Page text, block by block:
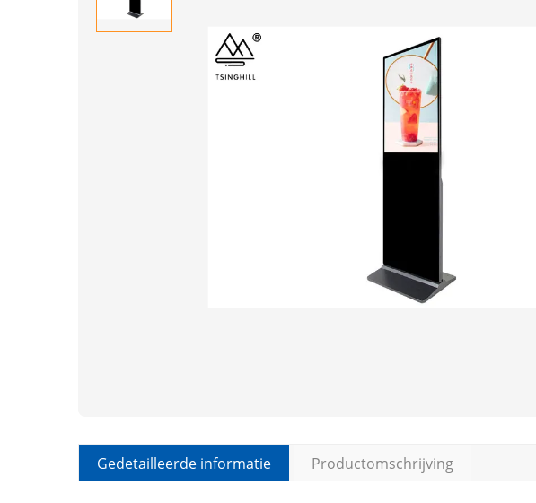
Gedetailleerde informatie Productomschrijving